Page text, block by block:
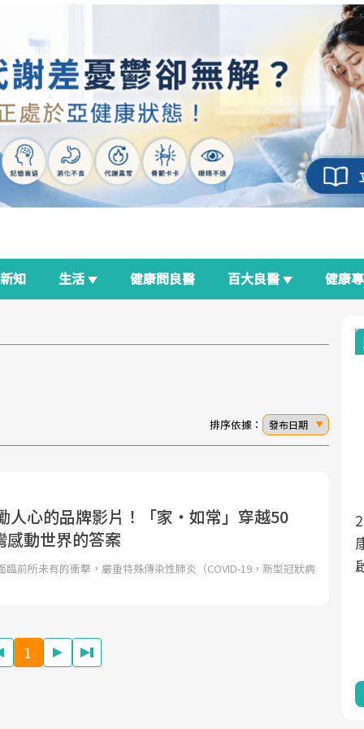
新知 生活 健康問良醫 百大良醫 健康
排序依據： 發布日期
人心的品牌影片！「家‧如常」穿越50
動世界的答案
臨前所未有的衝擊，嚴重特殊傳染性肺炎（COVID-19，新型冠狀病
1
面對超高齡社會的浪潮，台灣正在快速邁
向「健康照護」的新時代。隨著國家政策
如「健康台灣推動委員會」與「長照3.0」
務，更是民眾了解自身健康狀況、啟動健
康管理的重要起點。
良醫生活祭
2025年，就到良醫生活祭體驗「
康新生活」，從講座、體驗到運動
啟動你的健康革命！